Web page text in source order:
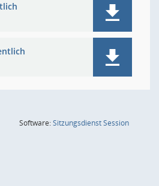
Software:SitzungsdienstSession(Wird in